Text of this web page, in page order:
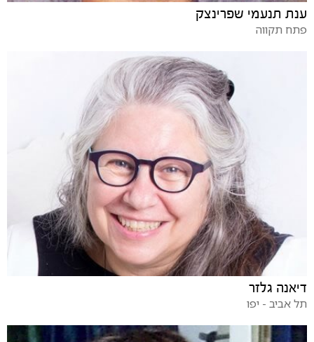
ענת תנעמי שפרינצק
פתח תקווה
דיאנה גלזר
תל אביב - יפו